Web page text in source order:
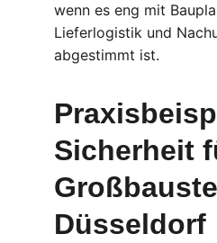
wenn es eng mit
Lieferlogistik und
abgestimmt ist.
Sicherheit
Düsseldorf